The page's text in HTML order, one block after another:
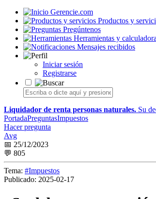
Gerencie.com
Productos y
Pregúntenos
Herramientas y
Mensajes recibidos
Iniciar sesión
Registrarse
Liquidador de renta personas naturales. Su
PortadaPreguntasImpuestos
Hacer pregunta
Avg
📅 25/12/2023
💬 805
Tema: #Impuestos
Publicado: 2025-02-17